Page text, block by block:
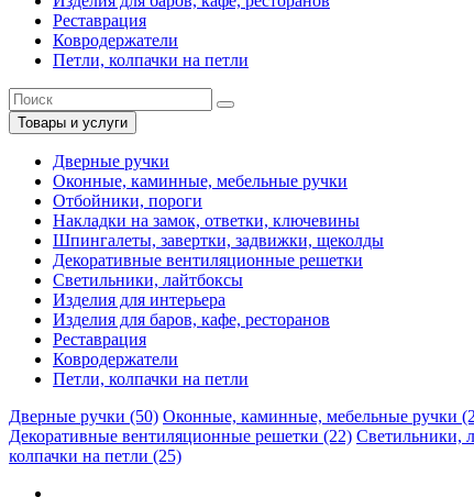
Реставрация
Ковродержатели
Петли, колпачки на петли
Товары и услуги
Дверные ручки
Оконные, каминные, мебельные ручки
Отбойники, пороги
Накладки на замок, ответки, ключевины
Шпингалеты, завертки, задвижки, щеколды
Декоративные вентиляционные решетки
Светильники, лайтбоксы
Изделия для интерьера
Изделия для баров, кафе, ресторанов
Реставрация
Ковродержатели
Петли, колпачки на петли
Дверные ручки (50) Оконные, каминные, мебельные ручки
Декоративные вентиляционные решетки (22) Светильники,
колпачки на петли (25)